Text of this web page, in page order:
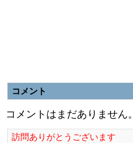
コメント
コメントはまだありません。
訪問ありがとうございます